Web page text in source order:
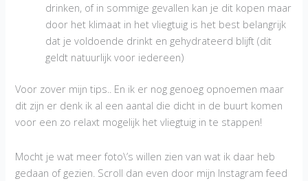
drinken, of in sommige gevallen kan je dit kopen maar
door het klimaat in het vliegtuig is het best belangrijk
dat je voldoende drinkt en gehydrateerd blijft (dit
geldt natuurlijk voor iedereen)
Voor zover mijn tips.. En ik er nog genoeg opnoemen maar
dit zijn er denk ik al een aantal die dicht in de buurt komen
voor een zo relaxt mogelijk het vliegtuig in te stappen!
Mocht je wat meer foto\’s willen zien van wat ik daar heb
gedaan of gezien. Scroll dan even door mijn Instagram feed